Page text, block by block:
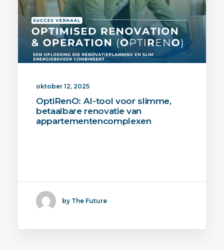
oktober 12, 2025
OptiRenO: AI-tool voor slimme,
betaalbare renovatie van
appartementencomplexen
by The Future